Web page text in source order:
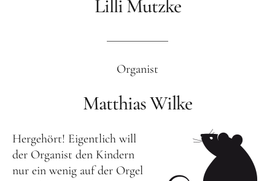
Lilli Mutzke
Organist
Matthias Wilke
Hergehört! Eigentlich will
der Organist den Kindern
nur ein wenig auf der Orgel